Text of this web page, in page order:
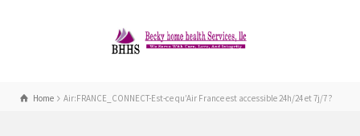
Home Air:FRANCE_CONNECT-Est-ce qu’Air France est accessible 24h/24 et 7j/7 ?